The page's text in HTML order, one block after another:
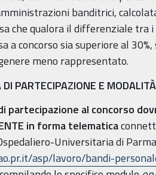
banditrici,
che qualora il differenziale
a concorso sia superiore al
meno rappresentato.
PARTECIPAZIONE E
partecipazione al concorso
in forma telematica
Universitaria di Parma
asp/lavoro/bandi-